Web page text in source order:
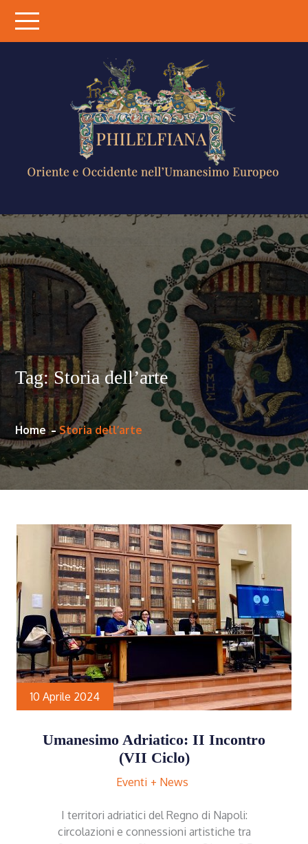
content
OCCIDENTE
NELL'UMANESIMO
EUROPEO
Tag:Storia dell’arte
Home Storia dell’arte
10 Aprile 2024
Umanesimo Adriatico: II Incontro
(VII Ciclo)
Eventi News
I territori adriatici del Regno di Napoli:
circolazioni e connessioni artistiche tra